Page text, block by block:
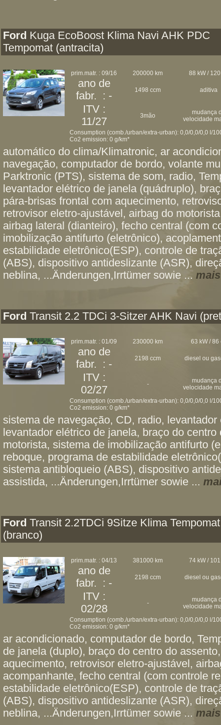
Ford Kuga EcoBoost Klima Navi AHK PDC
Tempomat (antracita)
prim.matr. : 09/16 200000 km 88 kW /
ano de
fabr. : -
1498 ccm aditiva
ITV :
11/27
3mão
mudança
velocidade
Consumption (comb./urban/extra-urban): 0,0/0,0/0,0 l/
Co2 emission: 0 g/km*
automático do clima/Klimatronic, ar
navegação, computador de bordo, volante
Parktronic (PTS), sistema de som, radio,
levantador elétrico de janela (quádruplo),
pára-brisas frontal com aquecimento,
retrovisor eletro-ajustável, airbag do
airbag lateral (dianteiro), fecho central (com
imobilização antifurto (eletrônico),
estabilidade eletrônico(ESP), controle de
(ABS), dispositivo antideslizante (ASR),
neblina, ...Änderungen,Irrtümer sowie ...
Ford Transit 2.2 TDCi 3-Sitzer AHK Navi
prim.matr. : 01/09 230000 km 63 kW / 86
ano de
fabr. : -
2198 ccm diesel ou
ITV :
02/27
-
mudança
velocidade
Consumption (comb./urban/extra-urban): 0,0/0,0/0,0 l/
Co2 emission: 0 g/km*
sistema de navegação, CD, radio,
levantador elétrico de janela, braço do
motorista, sistema de imobilização antifurto
reboque, programa de estabilidade
sistema antibloqueio (ABS), dispositivo
assistida, ...Änderungen,Irrtümer sowie ...
Ford Transit 2.2TDCi 9Sitze Klima Tempomat
(branco)
prim.matr. : 04/13 381000 km 74 kW /
ano de
fabr. : -
2198 ccm diesel ou
ITV :
02/28
-
mudança
velocidade
Consumption (comb./urban/extra-urban): 0,0/0,0/0,0 l/
Co2 emission: 0 g/km*
ar acondicionado, computador de bordo,
de janela (duplo), braço do centro do
aquecimento, retrovisor eletro-ajustável,
acompanhante, fecho central (com controle
estabilidade eletrônico(ESP), controle de
(ABS), dispositivo antideslizante (ASR),
neblina, ...Änderungen,Irrtümer sowie ...